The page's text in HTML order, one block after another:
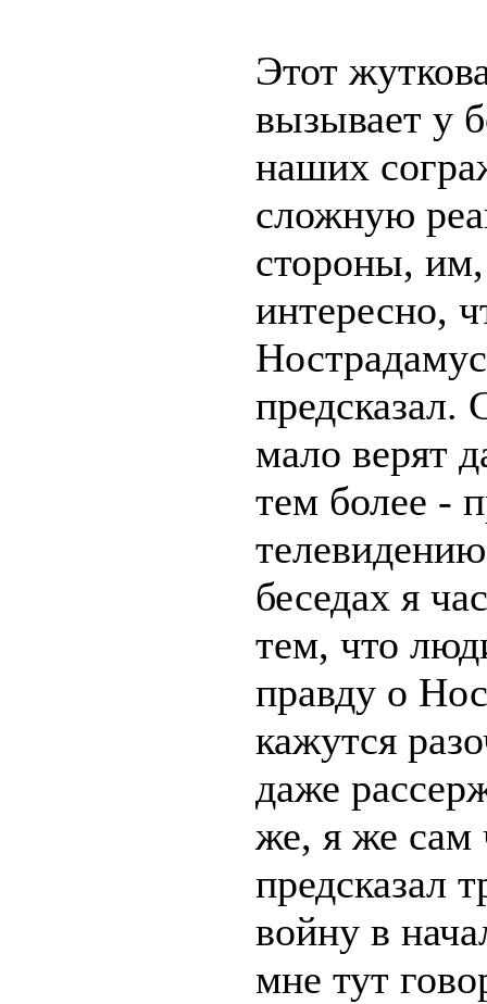
Этот
вызывает у
наших
сложную
стороны,
интересно,
предсказал.
мало верят
тем более -
беседах я
тем, что
правду о
кажутся
даже
же, я же сам
предсказал
войну в
мне тут